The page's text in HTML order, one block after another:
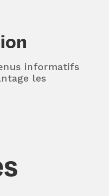
informatifs
les